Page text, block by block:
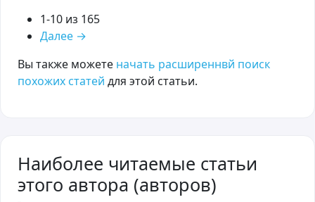
1-10 из 165
Далее →
Вы также можете начать расширеннвй поиск
похожих статей для этой статьи.
Наиболее читаемые статьи
этого автора (авторов)